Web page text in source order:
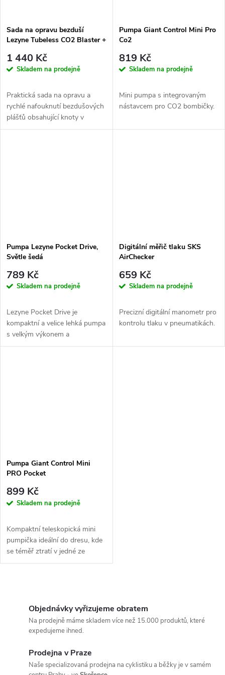
Sada na opravu bezduší
Lezyne Tubeless CO2 Blaster +
1 440 Kč
Skladem na prodejně
Praktická sada na opravu a
rychlé nafouknutí bezdušových
plášťů obsahující knoty v
hliníkovém pouzdře, aplikátor,...
Pumpa Giant Control Mini Pro
Co2
819 Kč
Skladem na prodejně
Mini pumpa s integrovaným
nástavcem pro CO2 bombičky.
Pumpa Lezyne Pocket Drive,
Světle šedá
789 Kč
Skladem na prodejně
Lezyne Pocket Drive je
kompaktní a velice lehká pumpa
s velkým výkonem a
patentovaným šlahounkem pro
Digitální měřič tlaku SKS
AirChecker
659 Kč
Skladem na prodejně
Precizní digitální manometr pro
kontrolu tlaku v pneumatikách.
Pumpa Giant Control Mini
PRO Pocket
899 Kč
Skladem na prodejně
Kompaktní teleskopická mini
pumpička ideální do dresu, kde
se téměř ztratí v jedné ze
zadních kapes.
Objednávky vyřizujeme obratem
Na prodejně máme skladem více než 15.000 produktů, které
expedujeme ihned.
Prodejna v Praze
Naše specializovaná prodejna na cyklistiku a běžky je v samém